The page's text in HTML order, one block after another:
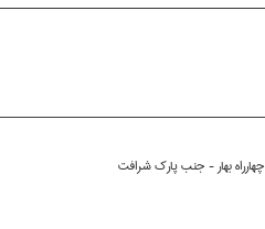
بهار - جنب پارك شرافت